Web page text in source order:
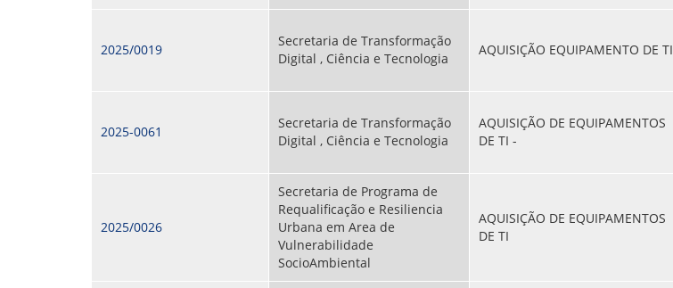
2025/0019
Secretaria de Transformação
Digital , Ciência e Tecnologia
AQUISIÇÃO EQUIPAMENTO DE TI
2025-0061
Secretaria de Transformação
Digital , Ciência e Tecnologia
AQUISIÇÃO DE EQUIPAMENTOS
DE TI -
2025/0026
Secretaria de Programa de
Requalificação e Resiliencia
Urbana em Area de
Vulnerabilidade
SocioAmbiental
AQUISIÇÃO DE EQUIPAMENTOS
DE TI